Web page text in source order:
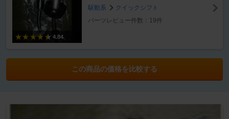
4.84
駆動系
クイックシフト
パーツレビュー件数：19件
この商品の価格を比較する